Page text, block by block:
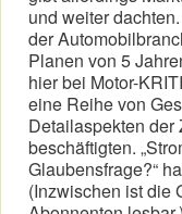
und weiter
der
Planen von 5
hier bei Motor-
eine Reihe von
Detailaspekten
beschäftigten.
Glaubensfrage?“
(Inzwischen ist die